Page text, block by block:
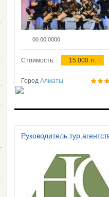
00.00.0000
Стоимость: 15 000 тг.
Город Алматы
Руководитель тур